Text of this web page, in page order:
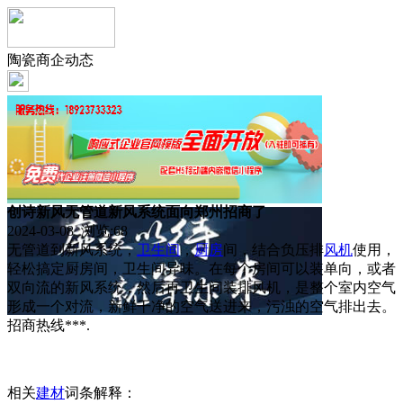
陶瓷商企动态
创诗新风无管道新风系统面向郑州招商了
2024-03-08 浏览:68
无管道到新风系统， 卫生间，厨房间，结合负压排风机使用，
轻松搞定厨房间，卫生间异味。在每个房间可以装单向，或者
双向流的新风系统，然后再卫生间装排风机，是整个室内空气
形成一个对流，新鲜干净的空气送进来，污浊的空气排出去。
招商热线***.
相关建材词条解释：